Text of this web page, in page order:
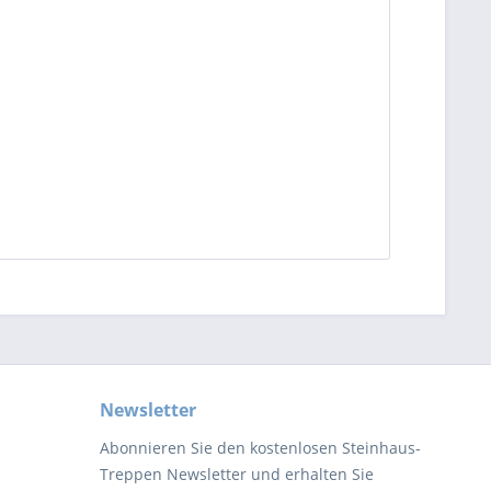
Newsletter
Abonnieren Sie den kostenlosen Steinhaus-
Treppen Newsletter und erhalten Sie